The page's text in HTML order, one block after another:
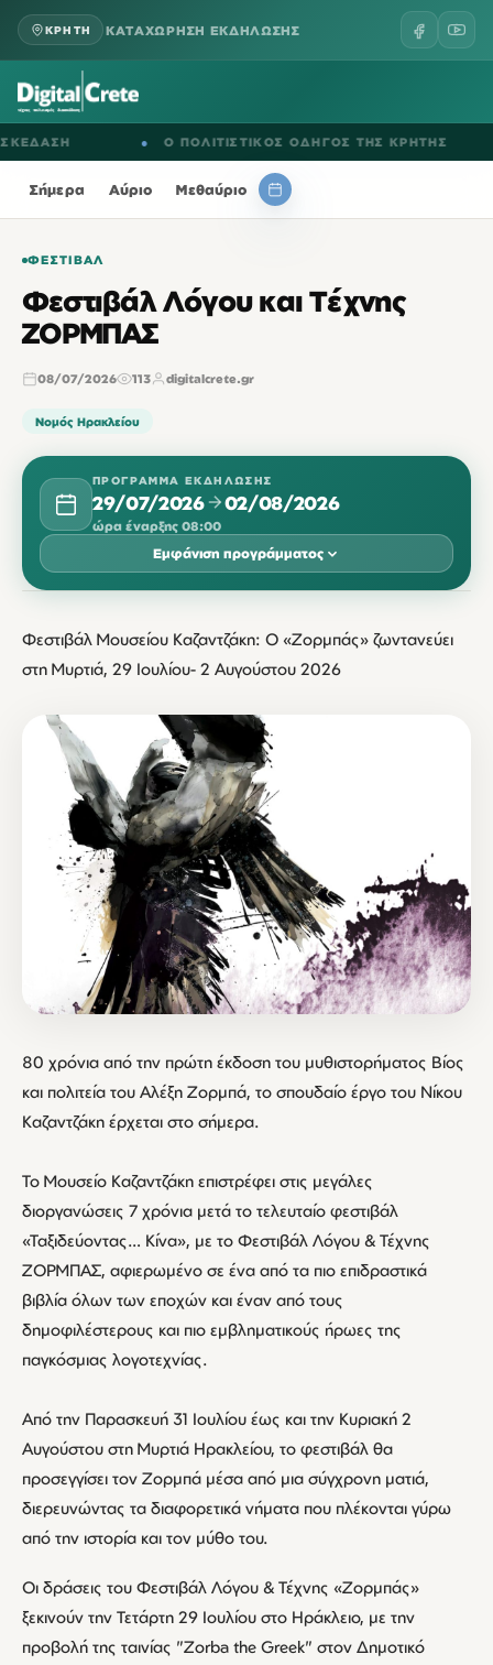
ΚΡΗΤΗ ΚΑΤΑΧΩΡΗΣΗ ΕΚΔΗΛΩΣΗΣ
Ο ΠΟΛΙΤΙΣΤΙΚΟΣ ΟΔΗΓΟΣ ΤΗΣ ΚΡΗΤΗΣ
Σήμερα Αύριο Μεθαύριο
ΦΕΣΤΙΒΆΛ
Φεστιβάλ Λόγου και Τέχνης
ΖΟΡΜΠΑΣ
08/07/2026 113 digitalcrete.gr
Νομός Ηρακλείου
ΠΡΌΓΡΑΜΜΑ ΕΚΔΉΛΩΣΗΣ
29/07/2026 02/08/2026
ώρα έναρξης 08:00
Εμφάνιση προγράμματος
ΑΎΓΟΥΣΤΟΣ 2026
ΔΕΥ ΤΡΊ ΤΕΤ ΠΈΜ
Φεστιβάλ Μουσείου Καζαντζάκη: Ο «Ζορμπάς» ζωντανεύει
στη Μυρτιά, 29 Ιουλίου- 2 Αυγούστου 2026
80 χρόνια από την πρώτη έκδοση του μυθιστορήματος Βίος
και πολιτεία του Αλέξη Ζορμπά, το σπουδαίο έργο του Νίκου
Καζαντζάκη έρχεται στο σήμερα.
Το Μουσείο Καζαντζάκη επιστρέφει στις μεγάλες
διοργανώσεις 7 χρόνια μετά το τελευταίο φεστιβάλ
«Ταξιδεύοντας… Κίνα», με το Φεστιβάλ Λόγου & Τέχνης
ΖΟΡΜΠΑΣ, αφιερωμένο σε ένα από τα πιο επιδραστικά
βιβλία όλων των εποχών και έναν από τους
δημοφιλέστερους και πιο εμβληματικούς ήρωες της
παγκόσμιας λογοτεχνίας.
Από την Παρασκευή 31 Ιουλίου έως και την Κυριακή 2
Αυγούστου στη Μυρτιά Ηρακλείου, το φεστιβάλ θα
προσεγγίσει τον Ζορμπά μέσα από μια σύγχρονη ματιά,
διερευνώντας τα διαφορετικά νήματα που πλέκονται γύρω
από την ιστορία και τον μύθο του.
Οι δράσεις του Φεστιβάλ Λόγου & Τέχνης «Ζορμπάς»
ξεκινούν την Τετάρτη 29 Ιουλίου στο Ηράκλειο, με την
προβολή της ταινίας "Zorba the Greek" στον Δημοτικό